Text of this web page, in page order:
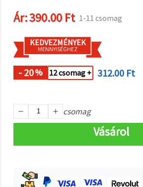
elfogadhatja
az összes
Beállításokban
megadhatja
preferenciáit
az adott
típusú sütik
gombra
Beállítások
Ár:390.00 Ft 1-11 csomag
KEDVEZMÉNYEK
MENNYISÉGHEZ
- 20% 12 csomag + 312.00 Ft
csomag
Vásárol